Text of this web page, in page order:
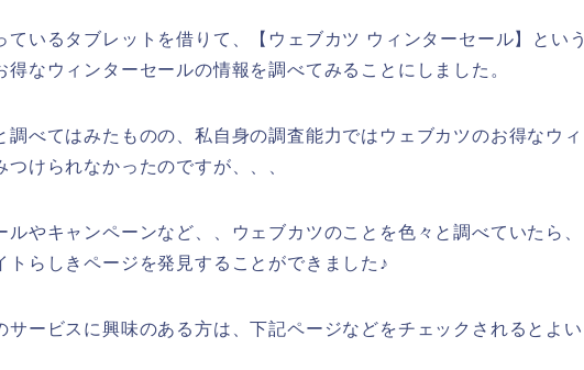
ているタブレットを借りて、【ウェブカツ ウィンターセール】という
得なウィンターセールの情報を調べてみることにしました。
調べてはみたものの、私自身の調査能力ではウェブカツのお得なウィ
つけられなかったのですが、、、
ルやキャンペーンなど、、ウェブカツのことを色々と調べていたら、
トらしきページを発見することができました♪
サービスに興味のある方は、下記ページなどをチェックされるとよい